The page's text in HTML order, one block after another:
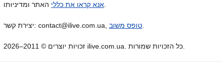
אנא קראו את כללי
יצירת קשר: contact@ilive.com.ua, טופס משוב